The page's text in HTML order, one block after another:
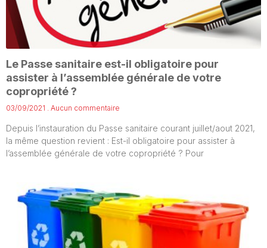
Le Passe sanitaire est-il obligatoire pour
assister à l’assemblée générale de votre
copropriété ?
03/09/2021 Aucun commentaire
Depuis l’instauration du Passe sanitaire courant juillet/aout 2021,
la même question revient : Est-il obligatoire pour assister à
l’assemblée générale de votre copropriété ? Pour